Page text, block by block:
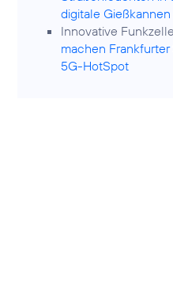
digitale Gießkannen
Innovative
machen
5G-HotSpot